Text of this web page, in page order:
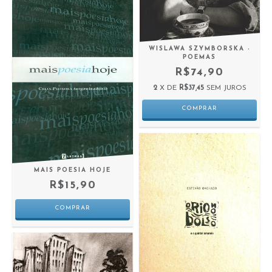
MAIS POESIA HOJE
R$15,90
WISLAWA SZYMBORSKA -
POEMAS
R$74,90
2 X DE R$37,45 SEM JUROS